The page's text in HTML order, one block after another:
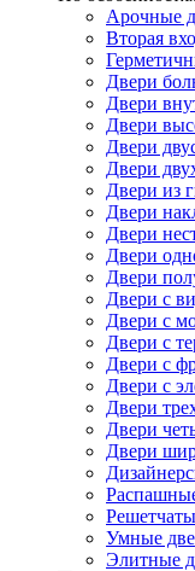
Арочные
Вторая
Двери
Двери
Двери
Двери
Двери
Двери из
Двери
Двери
Двери
Двери
Двери с
Двери с
Двери с
Двери с
Двери с
Двери
Двери
Двери
Умные
Элитные